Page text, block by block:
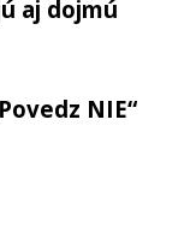
aj dojmú
Povedz NIE“